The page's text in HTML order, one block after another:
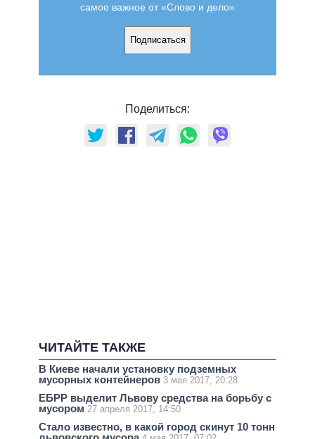
самое важное от «Слово и дело»
Подписаться
Поделиться:
ЧИТАЙТЕ ТАКЖЕ
В Киеве начали установку подземных
мусорных контейнеров 3 мая 2017, 20:28
ЕБРР выделит Львову средства на борьбу с
мусором 27 апреля 2017, 14:50
Стало известно, в какой город скинут 10 тонн